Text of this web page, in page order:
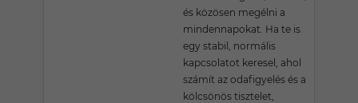
és közösen megélni a
mindennapokat. Ha te is
egy stabil, normális
kapcsolatot keresel, ahol
számít az odafigyelés és a
kölcsönös tisztelet,